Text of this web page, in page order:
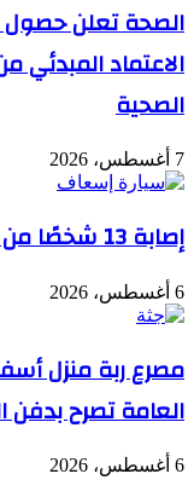
الصحة تعلن حصول
الاعتماد المبدئي
الصحية
7 أغسطس، 2026
إصابة 13 شخصًا من أسرة واحدة في حادث ببني سويف
6 أغسطس، 2026
مصرع ربة منزل
العامة تصرح بدفن
6 أغسطس، 2026